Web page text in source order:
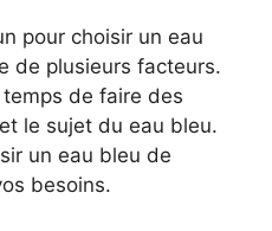
pour choisir un eau
de plusieurs facteurs.
temps de faire des
le sujet du eau bleu.
un eau bleu de
besoins.